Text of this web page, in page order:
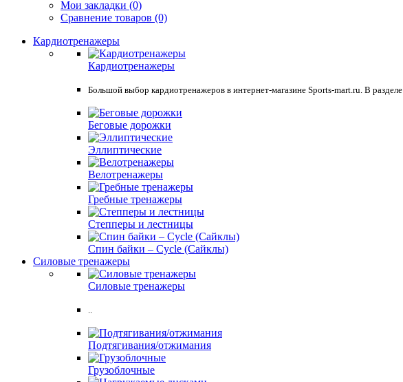
Мои закладки (0)
Сравнение товаров (0)
Кардиотренажеры
Кардиотренажеры
Большой выбор кардиотренажеров в интернет-магазине Sports-mart.ru. В
Беговые дорожки
Эллиптические
Велотренажеры
Гребные тренажеры
Степперы и лестницы
Спин байки – Cycle (Сайклы)
Силовые тренажеры
Силовые тренажеры
..
Подтягивания/отжимания
Грузоблочные